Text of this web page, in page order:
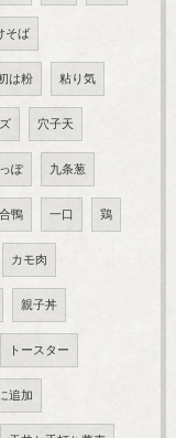
そば
は粉 粘り気
穴子天
ぽ 九条葱
合鴨 一口 鶏
カモ肉
親子丼
トースター
追加